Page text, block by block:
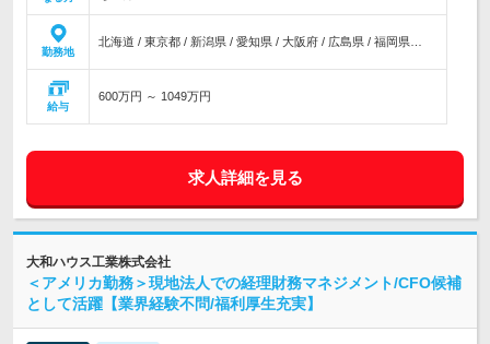
勤務地
北海道 / 東京都 / 新潟県 / 愛知県 / 大阪府 / 広島県 / 福岡県…
給与
600万円 ～ 1049万円
求人詳細を見る
大和ハウス工業株式会社
＜アメリカ勤務＞現地法人での経理財務マネジメント/CFO候補
として活躍【業界経験不問/福利厚生充実】